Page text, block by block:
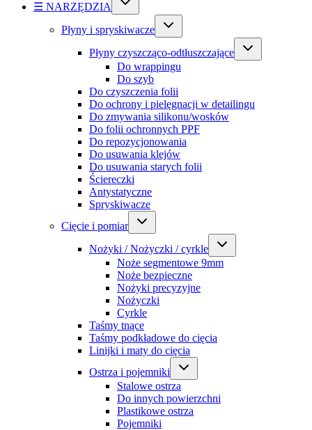
☰ NARZĘDZIA
Płyny i spryskiwacze
Płyny czyszcząco-odtłuszczające
Do wrappingu
Do szyb
Do czyszczenia folii
Do ochrony i pielęgnacji w detailingu
Do zmywania silikonu/wosków
Do folii ochronnych PPF
Do repozycjonowania
Do usuwania klejów
Do usuwania starych folii
Ściereczki
Antystatyczne
Spryskiwacze
Cięcie i pomiar
Nożyki / Nożyczki / cyrkle
Noże segmentowe 9mm
Noże bezpieczne
Nożyki precyzyjne
Nożyczki
Cyrkle
Taśmy tnące
Taśmy podkładowe do cięcia
Linijki i maty do cięcia
Ostrza i pojemniki
Stalowe ostrza
Do innych powierzchni
Plastikowe ostrza
Pojemniki